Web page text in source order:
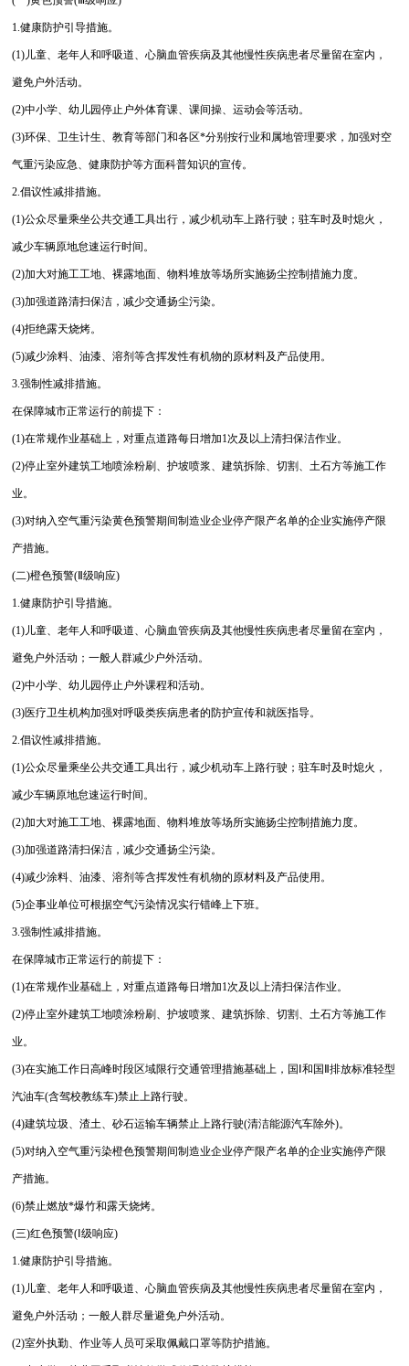
1.健康防护引导措施。
(1)儿童、老年人和呼吸道、心脑血管疾病及其他慢性疾病患者尽量留在室内，
避免户外活动。
(2)中小学、幼儿园停止户外体育课、课间操、运动会等活动。
(3)环保、卫生计生、教育等部门和各区*分别按行业和属地管理要求，加强对空
气重污染应急、健康防护等方面科普知识的宣传。
2.倡议性减排措施。
(1)公众尽量乘坐公共交通工具出行，减少机动车上路行驶；驻车时及时熄火，
减少车辆原地怠速运行时间。
(2)加大对施工工地、裸露地面、物料堆放等场所实施扬尘控制措施力度。
(3)加强道路清扫保洁，减少交通扬尘污染。
(4)拒绝露天烧烤。
(5)减少涂料、油漆、溶剂等含挥发性有机物的原材料及产品使用。
3.强制性减排措施。
在保障城市正常运行的前提下：
(1)在常规作业基础上，对重点道路每日增加1次及以上清扫保洁作业。
(2)停止室外建筑工地喷涂粉刷、护坡喷浆、建筑拆除、切割、土石方等施工作
业。
(3)对纳入空气重污染黄色预警期间制造业企业停产限产名单的企业实施停产限
产措施。
(二)橙色预警(Ⅱ级响应)
1.健康防护引导措施。
(1)儿童、老年人和呼吸道、心脑血管疾病及其他慢性疾病患者尽量留在室内，
避免户外活动；一般人群减少户外活动。
(2)中小学、幼儿园停止户外课程和活动。
(3)医疗卫生机构加强对呼吸类疾病患者的防护宣传和就医指导。
2.倡议性减排措施。
(1)公众尽量乘坐公共交通工具出行，减少机动车上路行驶；驻车时及时熄火，
减少车辆原地怠速运行时间。
(2)加大对施工工地、裸露地面、物料堆放等场所实施扬尘控制措施力度。
(3)加强道路清扫保洁，减少交通扬尘污染。
(4)减少涂料、油漆、溶剂等含挥发性有机物的原材料及产品使用。
(5)企事业单位可根据空气污染情况实行错峰上下班。
3.强制性减排措施。
在保障城市正常运行的前提下：
(1)在常规作业基础上，对重点道路每日增加1次及以上清扫保洁作业。
(2)停止室外建筑工地喷涂粉刷、护坡喷浆、建筑拆除、切割、土石方等施工作
业。
(3)在实施工作日高峰时段区域限行交通管理措施基础上，国Ⅰ和国Ⅱ排放标准轻型
汽油车(含驾校教练车)禁止上路行驶。
(4)建筑垃圾、渣土、砂石运输车辆禁止上路行驶(清洁能源汽车除外)。
(5)对纳入空气重污染橙色预警期间制造业企业停产限产名单的企业实施停产限
产措施。
(6)禁止燃放*爆竹和露天烧烤。
(三)红色预警(Ⅰ级响应)
1.健康防护引导措施。
(1)儿童、老年人和呼吸道、心脑血管疾病及其他慢性疾病患者尽量留在室内，
避免户外活动；一般人群尽量避免户外活动。
(2)室外执勤、作业等人员可采取佩戴口罩等防护措施。